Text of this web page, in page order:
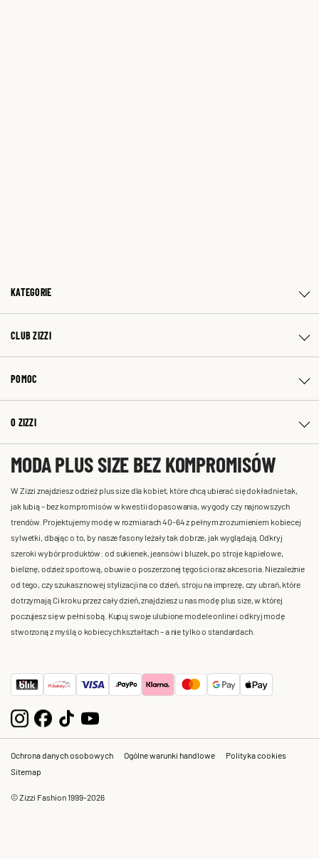
KATEGORIE
CLUB ZIZZI
POMOC
O ZIZZI
MODA PLUS SIZE BEZ KOMPROMISÓW
W Zizzi znajdziesz odzież plus size dla kobiet, które chcą ubierać się dokładnie tak,
jak lubią – bez kompromisów w kwestii dopasowania, wygody czy najnowszych
trendów. Projektujemy modę w rozmiarach 40-64 z pełnym zrozumieniem kobiecej
sylwetki, dbając o to, by nasze fasony leżały tak dobrze, jak wyglądają. Odkryj
szeroki wybór produktów: od sukienek, jeansów i bluzek, po stroje kąpielowe,
bieliznę, odzież sportową, obuwie o poszerzonej tęgości oraz akcesoria. Niezależnie
od tego, czy szukasz nowej stylizacji na co dzień, stroju na imprezę, czy ubrań, które
dotrzymają Ci kroku przez cały dzień, znajdziesz u nas modę plus size, w której
poczujesz się w pełni sobą. Kupuj swoje ulubione modele online i odkryj modę
stworzoną z myślą o kobiecych kształtach – a nie tylko o standardach.
Ochrona danych osobowych Ogólne warunki handlowe
Polityka cookies
Sitemap
© Zizzi Fashion 1999-2026